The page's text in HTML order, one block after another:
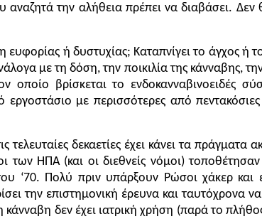
αναζητά την αλήθεια πρέπει να διαβάσει.
ή δυστυχίας; Καταπνίγει το άγχος ή
με τη δόση, την ποικιλία της κάνναβης,
οποίο βρίσκεται το ενδοκανναβινοειδές
με περισσότερες από
δεκαετίες έχει κάνει τα πράγματα
των ΗΠΑ (και οι διεθνείς νόμοι)
‘70. Πολύ πριν υπάρξουν Ρώσοι χάκερ και
την επιστημονική έρευνα και ταυτόχρονα
δεν έχει ιατρική χρήση (παρά το